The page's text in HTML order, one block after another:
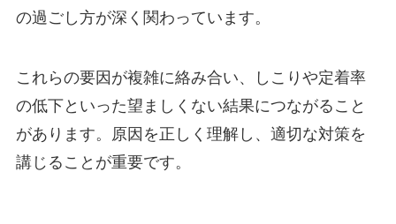
の過ごし方が深く関わっています。
これらの要因が複雑に絡み合い、しこりや定着率
の低下といった望ましくない結果につながること
があります。原因を正しく理解し、適切な対策を
講じることが重要です。